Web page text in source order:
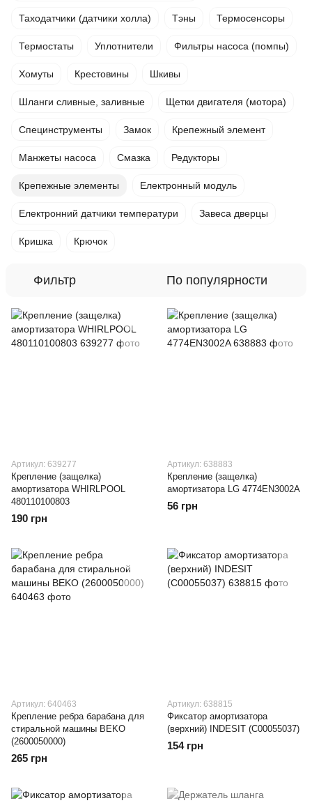
Таходатчики (датчики холла) Тэны Термосенсоры
Термостаты Уплотнители Фильтры насоса (помпы)
Хомуты Крестовины Шкивы
Шланги сливные, заливные Щетки двигателя (мотора)
Специнструменты Замок Крепежный элемент
Манжеты насоса Смазка Редукторы
Крепежные элементы Електронный модуль
Електронний датчики температури Завеса дверцы
Кришка Крючок
Фильтр По популярности
Артикул: 639277
Крепление (защелка)
амортизатора WHIRLPOOL
480110100803
190 грн
Артикул: 638883
Крепление (защелка)
амортизатора LG 4774EN3002A
56 грн
Артикул: 640463
Крепление ребра барабана для
стиральной машины BEKO
(2600050000)
265 грн
Артикул: 638815
Фиксатор амортизатора
(верхний) INDESIT (C00055037)
154 грн